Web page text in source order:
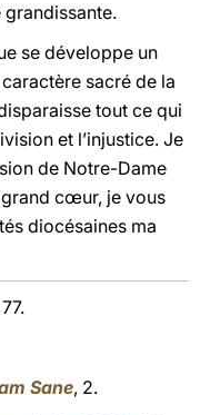
grandissante.
se développe un
sacré de la
tout ce qui
et l’injustice. Je
de Notre-Dame
cœur, je vous
diocésaines ma
Sane, 2.